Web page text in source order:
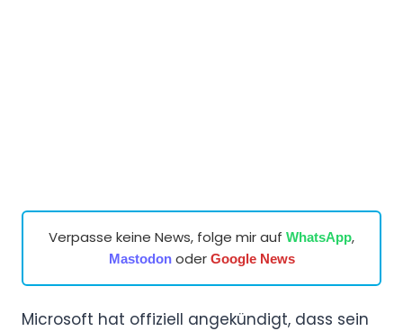
Verpasse keine News, folge mir auf WhatsApp,
Mastodonoder Google News
Microsoft hat offiziell angekündigt, dass sein